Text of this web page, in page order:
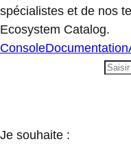
spécialistes et de nos
Ecosystem Catalog.
ConsoleDocumentation
Je souhaite :